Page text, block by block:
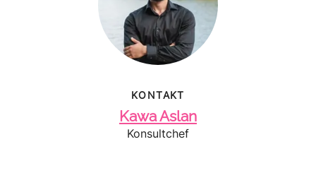
KONTAKT
Kawa Aslan
Konsultchef